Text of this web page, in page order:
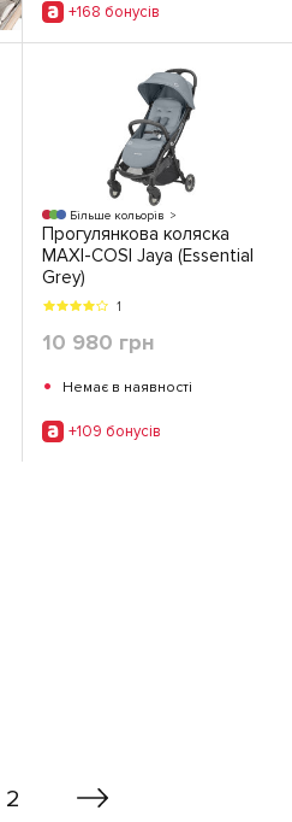
+168 бонусiв
Більше кольорів
Прогулянкова коляска
MAXI-COSI Jaya (Essential
Grey)
1
10 980 грн
• Немає в наявності
+109 бонусiв
2